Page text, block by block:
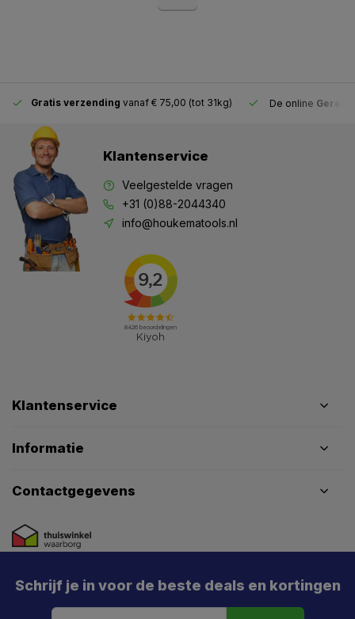
Gratis verzending vanaf € 75,00 (tot 31kg) De online
Klantenservice
Veelgestelde vragen
+31 (0)88-2044340
info@houkematools.nl
Klantenservice
Informatie
Contactgegevens
Schrijf je in voor de beste deals en kortingen